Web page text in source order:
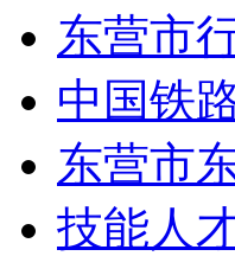
东营市
中国铁
东营市
技能人